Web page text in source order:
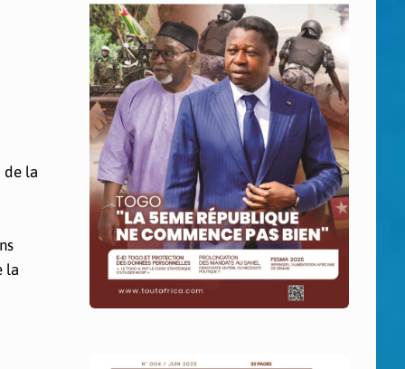
de la
la